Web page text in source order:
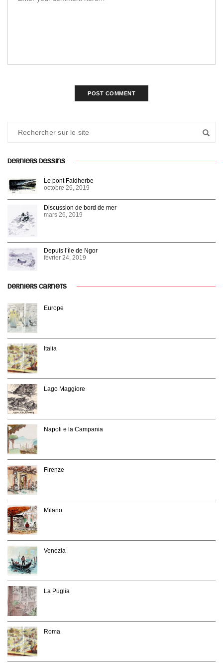
DERNIERS DESSINS
Le pont Faidherbe
octobre 26, 2019
Discussion de bord de mer
mars 26, 2019
Depuis l’île de Ngor
février 24, 2019
DERNIERS CARNETS
Europe
Italia
Lago Maggiore
Napoli e la Campania
Firenze
Milano
Venezia
La Puglia
Roma